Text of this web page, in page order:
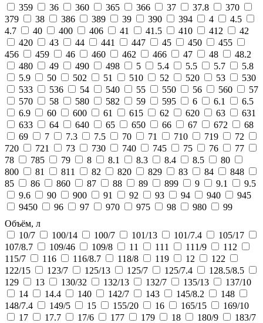
359
36 360 365 366 37 37.8
370
379
38 386 389 39 390 394 4
4.5
4.7
40 400 406 41 41.5 410 412
42
420
43 44 441 447 45 450
455
456
459 46 460 462 466 47 48
48.2
480
49 490 498 5 5.4 5.5 5.7
5.8
5.9
50 502 51 510 52 520 53
530
533
536 54 540 55 550 56 560
57
570
58 580 582 59 595 6 6.1
6.5
6.9
60 600 61 615 62 620 63
631
633
64 640 65 650 66 67 672
68
69
7 7.3 7.5 70 71 710 719
72
720
721 73 730 740 745 75 76
77
78
785 79 8 8.1 8.3 8.4 8.5
80
800
81 811 82 820 829 83 84
848
85
86 860 87 88 89 899 9 9.1
9.5
9.6
90 900 91 92 93 94 940
945
9450
96 97 970 975 98 980
99
Объём, л
10/7
100/14 100/7 101/13 101/7.4
105/17
107/8.7
109/46 109/8 11 111 111/9
112
115/7
116 116/8.7 118/8 119 12
122
122/15
123/7 125/13 125/7 125/7.4
128.5/8.5
129
13 130/32 132/13 132/7 135/13
137/10
14
14.4 140 142/7 143 145/8.2
148
148/7.4
149/5 15 155/20 16 165/15
169/10
17
17.7 17/6 177 179 18 180/9
183/7